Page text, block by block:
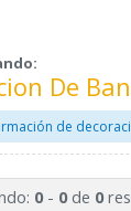
De
de
0- 0de 0